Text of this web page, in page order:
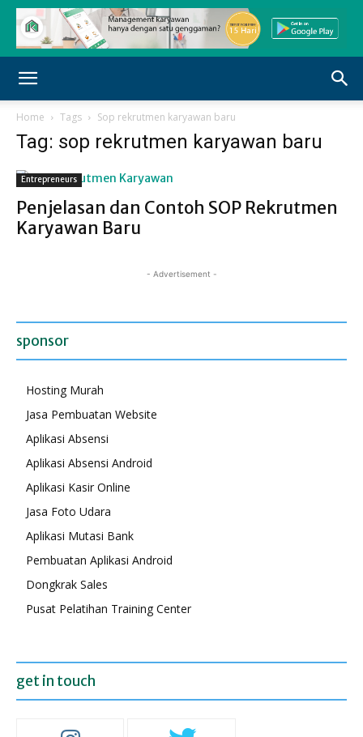
Home Tags Sop rekrutmen karyawan baru
Tag: sop rekrutmen karyawan baru
Entrepreneurs
Penjelasan dan Contoh SOP Rekrutmen
Karyawan Baru
- Advertisement -
sponsor
Hosting Murah
Jasa Pembuatan Website
Aplikasi Absensi
Aplikasi Absensi Android
Aplikasi Kasir Online
Jasa Foto Udara
Aplikasi Mutasi Bank
Pembuatan Aplikasi Android
Dongkrak Sales
Pusat Pelatihan Training Center
get in touch